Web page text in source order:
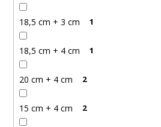
18,5 cm + 3 cm 1
18,5 cm + 4 cm 1
20 cm + 4 cm 2
15 cm + 4 cm 2